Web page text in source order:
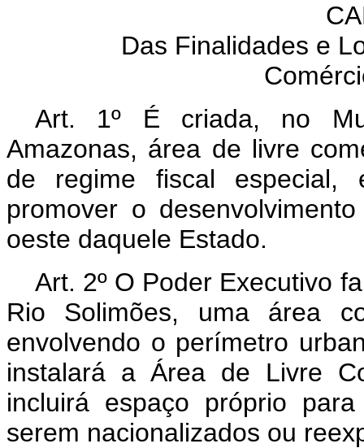
Das Finalidades e
Art. 1º É criada, no
Amazonas, área de livre
de regime fiscal especial,
promover o
oeste daquele Estado.
Art. 2º O Poder Executivo
Rio Solimões, uma área
envolvendo o perímetro
instalará a Área de Livre
incluirá espaço próprio
serem nacionalizados ou